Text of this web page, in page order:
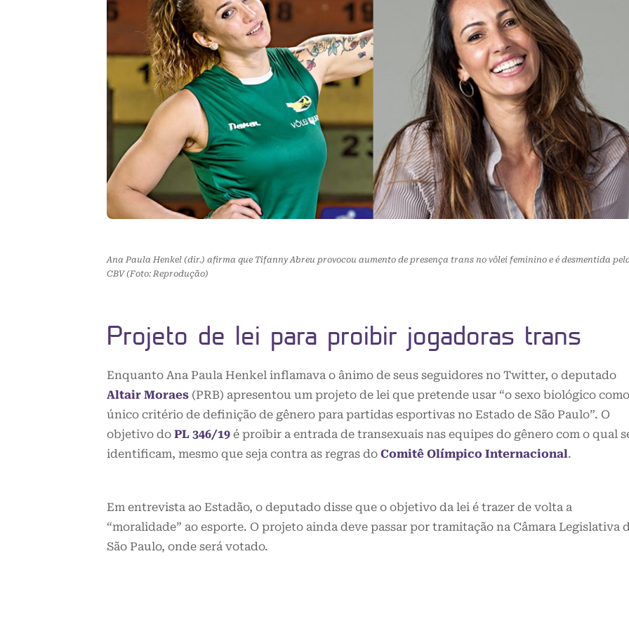
Ana Paula Henkel (dir.) afirma que Tifanny Abreu provocou aumento de presença trans no vôlei feminino e é desmentida
CBV (Foto: Reprodução)
Projeto de lei para proibir jogadoras trans
Enquanto Ana Paula Henkel inflamava o ânimo de seus seguidores no Twitter, o deputado
Altair Moraes (PRB) apresentou um projeto de lei que pretende usar “o sexo biológico como
único critério de definição de gênero para partidas esportivas no Estado de São Paulo”. O
objetivo do PL 346/19 é proibir a entrada de transexuais nas equipes do gênero com o qual
identificam, mesmo que seja contra as regras do Comitê Olímpico Internacional.
Em entrevista ao Estadão, o deputado disse que o objetivo da lei é trazer de volta a
“moralidade” ao esporte. O projeto ainda deve passar por tramitação na Câmara Legislativa
São Paulo, onde será votado.